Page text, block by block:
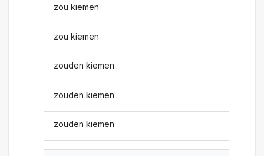
zou kiemen
zou kiemen
zouden kiemen
zouden kiemen
zouden kiemen